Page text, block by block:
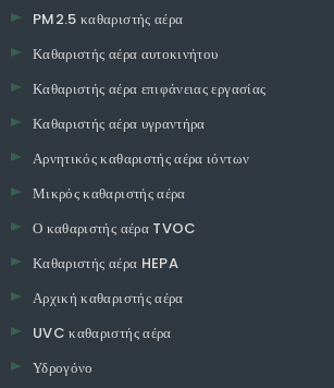
PM2.5 καθαριστής αέρα
Καθαριστής αέρα αυτοκινήτου
Καθαριστής αέρα επιφάνειας εργασίας
Καθαριστής αέρα υγραντήρα
Αρνητικός καθαριστής αέρα ιόντων
Μικρός καθαριστής αέρα
Ο καθαριστής αέρα TVOC
Καθαριστής αέρα HEPA
Αρχική καθαριστής αέρα
UVC καθαριστής αέρα
Υδρογόνο